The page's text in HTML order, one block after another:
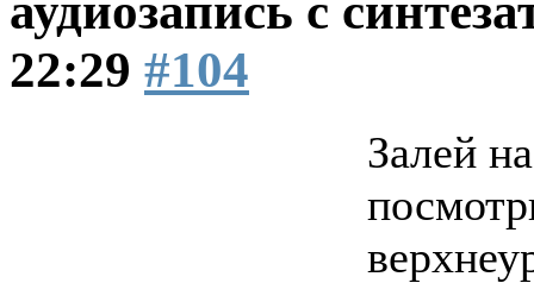
аудиозапись с
22:29 #104
Залей